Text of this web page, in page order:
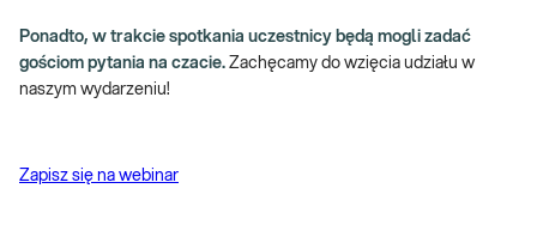
Ponadto, w trakcie spotkania uczestnicy będą mogli zadać
gościom pytania na czacie. Zachęcamy do wzięcia udziału w
naszym wydarzeniu!
Zapisz się na webinar